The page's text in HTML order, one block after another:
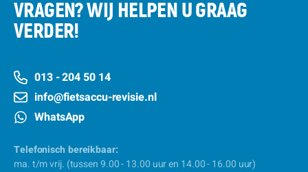
VRAGEN? WIJ HELPEN U GRAAG
VERDER!
013 - 204 50 14
info@fietsaccu-revisie.nl
WhatsApp
Telefonisch bereikbaar:
ma. t/m vrij. (tussen 9.00 - 13.00 uur en 14.00 - 16.00 uur)